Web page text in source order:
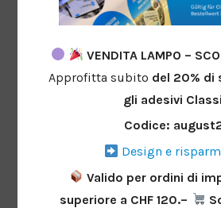
club al livello
successivo
23 luglio 2025
VENDITA LAMPO –
Approfitta subito del 20% di
gli adesivi
Codice:
Design e
Valido per ordini di
superiore a CHF 120.–